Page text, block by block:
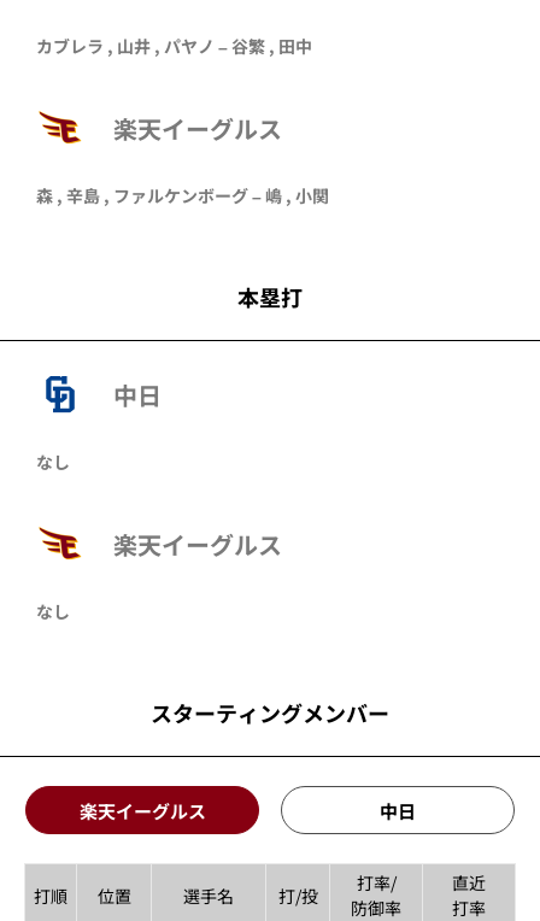
カブレラ , 山井 , パヤノ – 谷繁 , 田中
楽天イーグルス
森 , 辛島 , ファルケンボーグ – 嶋 , 小関
本塁打
中日
なし
楽天イーグルス
なし
スターティングメンバー
楽天イーグルス 中日
打順 位置 選手名 打/投
打率/
防御率
直近
打率